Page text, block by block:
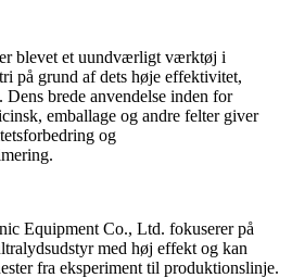
blevet et uundværligt værktøj i
på grund af dets høje effektivitet,
brede anvendelse inden for
emballage og andre felter giver
og
Equipment Co., Ltd. fokuserer på
med høj effekt og kan
fra eksperiment til produktionslinje.